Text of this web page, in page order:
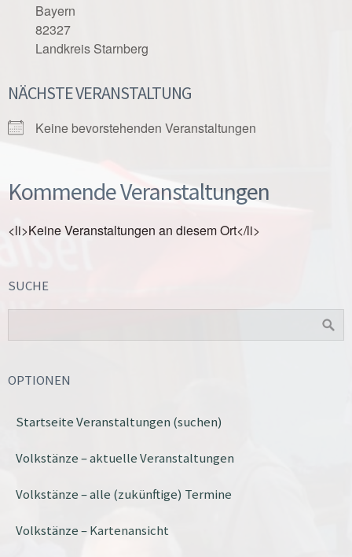
Bayern
82327
Landkreis Starnberg
NÄCHSTE VERANSTALTUNG
Keine bevorstehenden Veranstaltungen
Kommende Veranstaltungen
<li>Keine Veranstaltungen an diesem Ort</li>
SUCHE
OPTIONEN
Startseite Veranstaltungen (suchen)
Volkstänze – aktuelle Veranstaltungen
Volkstänze – alle (zukünftige) Termine
Volkstänze – Kartenansicht